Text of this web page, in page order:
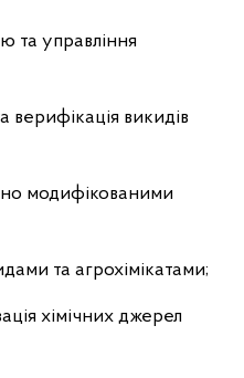
та управління
верифікація викидів
модифікованими
та агрохімікатами;
хімічних джерел